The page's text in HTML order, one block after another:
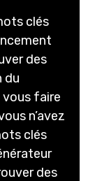
clés
des
du
faire
n’avez
clés
des